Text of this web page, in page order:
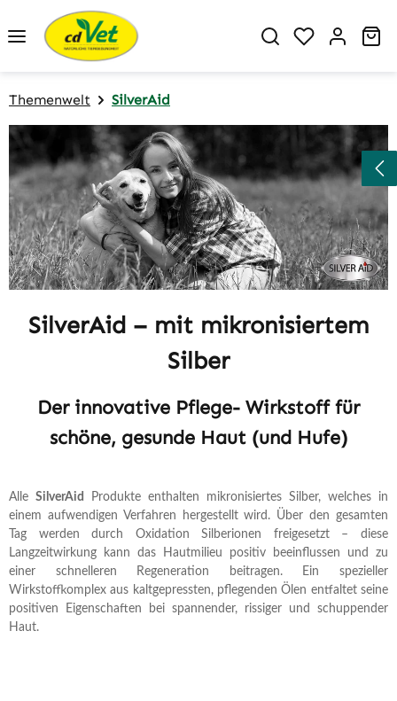
Zum Hauptinhalt springen
Du hast 0
Themenwelt SilverAid
SilverAid – mit mikronisiertem
Silber
Der innovative Pflege- Wirkstoff für
schöne, gesunde Haut (und Hufe)
Alle SilverAid
Produkte enthalten mikronisiertes Silber, welches in
einem aufwendigen Verfahren hergestellt wird. Über den gesamten
Tag werden durch Oxidation Silberionen freigesetzt – diese
Langzeitwirkung kann das Hautmilieu positiv beeinflussen und zu
einer schnelleren Regeneration beitragen.
Ein spezieller
Wirkstoffkomplex aus kaltgepressten, pflegenden Ölen entfaltet seine
positiven Eigenschaften bei spannender, rissiger und schuppender
Haut.